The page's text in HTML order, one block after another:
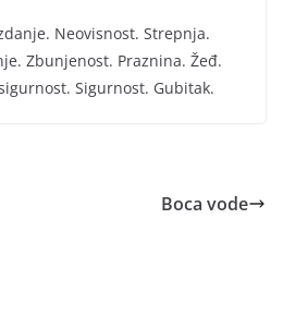
Neovisnost. Strepnja.
Zbunjenost. Praznina. Žeđ.
Sigurnost. Gubitak.
Boca vode